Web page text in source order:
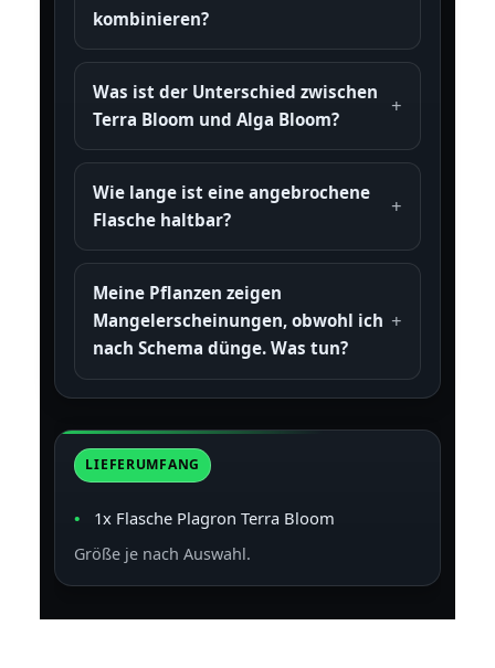
kombinieren?
Was ist der Unterschied zwischen
Terra Bloom und Alga Bloom?
Wie lange ist eine angebrochene
Flasche haltbar?
Meine Pflanzen zeigen
Mangelerscheinungen, obwohl ich
nach Schema dünge. Was tun?
LIEFERUMFANG
1x Flasche Plagron Terra Bloom
Größe je nach Auswahl.